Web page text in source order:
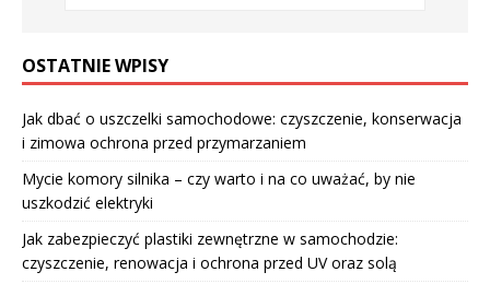
OSTATNIE WPISY
Jak dbać o uszczelki samochodowe: czyszczenie, konserwacja
i zimowa ochrona przed przymarzaniem
Mycie komory silnika – czy warto i na co uważać, by nie
uszkodzić elektryki
Jak zabezpieczyć plastiki zewnętrzne w samochodzie:
czyszczenie, renowacja i ochrona przed UV oraz solą